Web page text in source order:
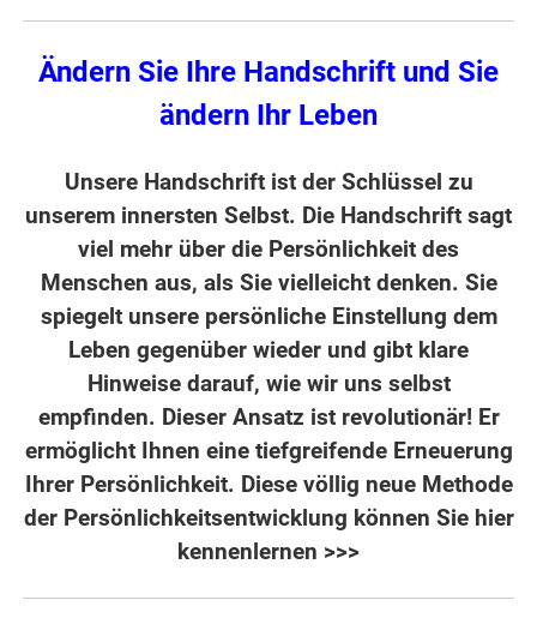
Ändern Sie Ihre Handschrift und Sie
ändern Ihr Leben
Unsere Handschrift ist der Schlüssel zu
unserem innersten Selbst. Die Handschrift sagt
viel mehr über die Persönlichkeit des
Menschen aus, als Sie vielleicht denken. Sie
spiegelt unsere persönliche Einstellung dem
Leben gegenüber wieder und gibt klare
Hinweise darauf, wie wir uns selbst
empfinden. Dieser Ansatz ist revolutionär! Er
ermöglicht Ihnen eine tiefgreifende Erneuerung
Ihrer Persönlichkeit. Diese völlig neue Methode
der Persönlichkeitsentwicklung können Sie hier
kennenlernen >>>